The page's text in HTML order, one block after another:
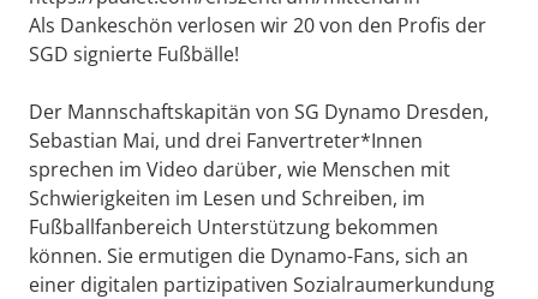
Als Dankeschön verlosen wir 20 von den Profis der
SGD signierte Fußbälle!
Der Mannschaftskapitän von SG Dynamo Dresden,
Sebastian Mai, und drei Fanvertreter*Innen
sprechen im Video darüber, wie Menschen mit
Schwierigkeiten im Lesen und Schreiben, im
Fußballfanbereich Unterstützung bekommen
können. Sie ermutigen die Dynamo-Fans, sich an
einer digitalen partizipativen Sozialraumerkundung